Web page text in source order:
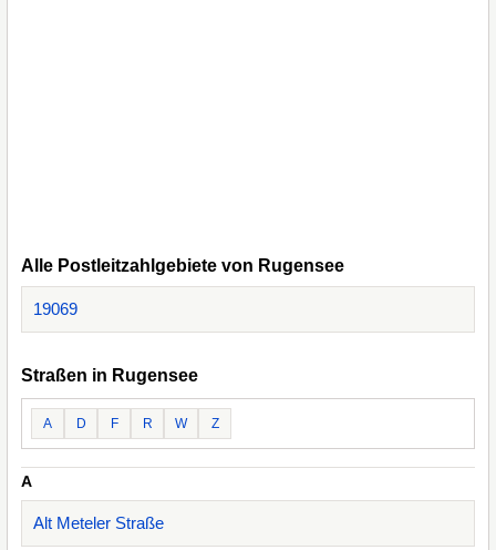
Alle Postleitzahlgebiete von Rugensee
19069
Straßen in Rugensee
A D F R W Z
A
Alt Meteler Straße